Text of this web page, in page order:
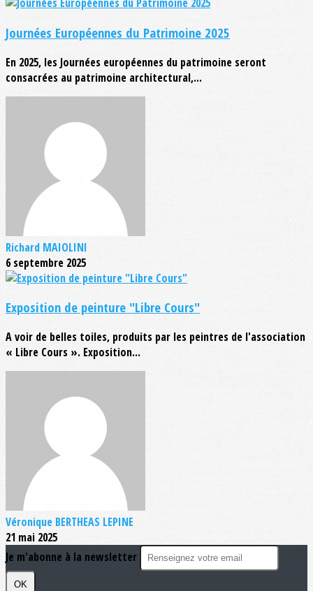
Journées Européennes du Patrimoine 2025
En 2025, les Journées européennes du patrimoine seront
consacrées au patrimoine architectural,...
Richard MAIOLINI
6 septembre 2025
Exposition de peinture "Libre Cours"
A voir de belles toiles, produits par les peintres de l'association
« Libre Cours ». Exposition...
Véronique BERTHEAS LEPINE
21 mai 2025
Je m'abonne à la newsletter
OK